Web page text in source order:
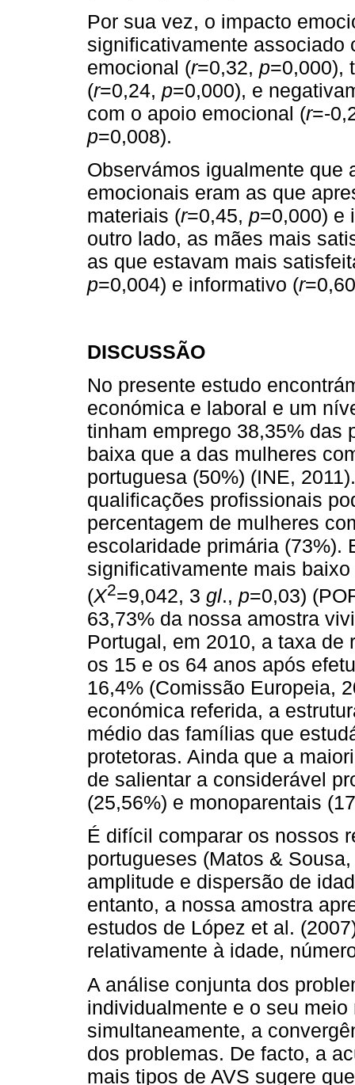
Por sua vez, o impacto
significativamente associado
emocional (r=0,32, p=0,000),
(r=0,24, p=0,000), e
com o apoio emocional (r=-
p=0,008).
Observámos igualmente que
emocionais eram as que
materiais (r=0,45, p=0,000) e
outro lado, as mães mais
as que estavam mais
p=0,004) e informativo (r
DISCUSSÃO
No presente estudo
económica e laboral e um
tinham emprego 38,35% das
baixa que a das mulheres
portuguesa (50%) (INE,
qualificações profissionais
percentagem de mulheres
escolaridade primária (73%).
significativamente mais
(X2=9,042, 3 gl., p=0,03)
63,73% da nossa amostra
Portugal, em 2010, a taxa de
os 15 e os 64 anos após
16,4% (Comissão Europeia,
económica referida, a
médio das famílias que
protetoras. Ainda que a
de salientar a considerável
(25,56%) e monoparentais
É difícil comparar os nossos
portugueses (Matos &
amplitude e dispersão de
entanto, a nossa amostra
estudos de López et al.
relativamente à idade,
A análise conjunta dos
individualmente e o seu
simultaneamente, a
dos problemas. De facto, a
mais tipos de AVS sugere